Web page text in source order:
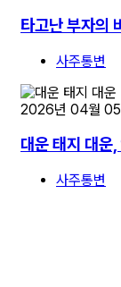
타고난 부자의
사주통변
2026년 04월 05
대운 태지 대운
사주통변